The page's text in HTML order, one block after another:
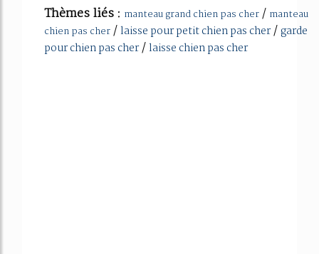
Thèmes liés : manteau grand chien pas cher/ manteau
chien pas cher/laisse pour petit chien pas cher/ garde
pour chien pas cher/laisse chien pas cher